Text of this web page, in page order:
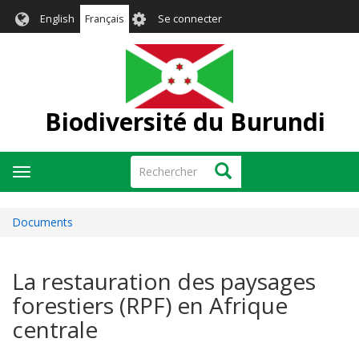
English Français User
account
menu
Se connecter
Biodiversité du Burundi
Rechercher Rechercher
Toggle
navigation
Documents
La restauration des paysages
forestiers (RPF) en Afrique
centrale